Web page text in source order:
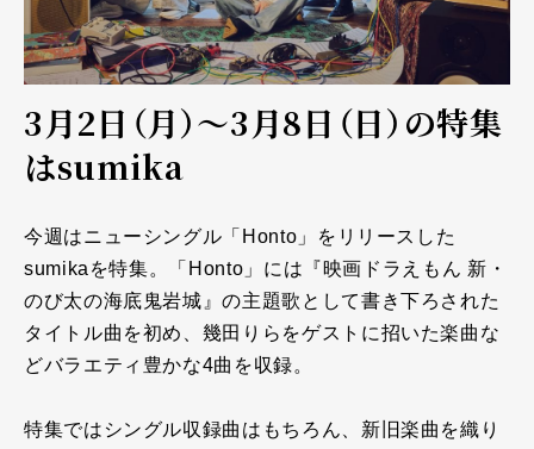
3月2日（月）～3月8日（日）の特集
はsumika
今週はニューシングル「Honto」をリリースした
sumikaを特集。「Honto」には『映画ドラえもん 新・
のび太の海底鬼岩城』の主題歌として書き下ろされた
タイトル曲を初め、幾田りらをゲストに招いた楽曲な
どバラエティ豊かな4曲を収録。
特集ではシングル収録曲はもちろん、新旧楽曲を織り